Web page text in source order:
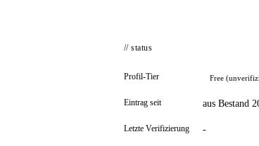
// status
Profil-Tier Free
Eintrag seit aus Bestand
Letzte Verifizierung -